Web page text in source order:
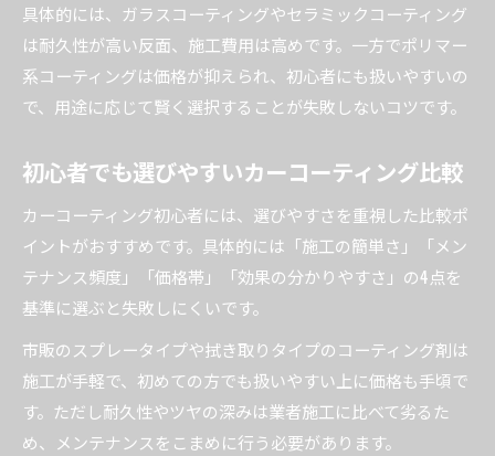
具体的には、ガラスコーティングやセラミックコーティング
は耐久性が高い反面、施工費用は高めです。一方でポリマー
系コーティングは価格が抑えられ、初心者にも扱いやすいの
で、用途に応じて賢く選択することが失敗しないコツです。
初心者でも選びやすいカーコーティング比較
カーコーティング初心者には、選びやすさを重視した比較ポ
イントがおすすめです。具体的には「施工の簡単さ」「メン
テナンス頻度」「価格帯」「効果の分かりやすさ」の4点を
基準に選ぶと失敗しにくいです。
市販のスプレータイプや拭き取りタイプのコーティング剤は
施工が手軽で、初めての方でも扱いやすい上に価格も手頃で
す。ただし耐久性やツヤの深みは業者施工に比べて劣るた
め、メンテナンスをこまめに行う必要があります。